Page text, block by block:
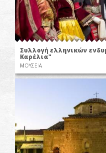
Συλλογή ελληνικών
Καρέλια"
ΜΟΥΣΕΙΑ